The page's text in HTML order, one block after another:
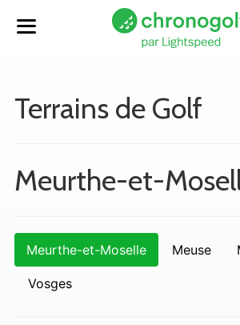
Terrains de Golf
Meurthe-et-
Meurthe-et-Moselle Meuse
Vosges